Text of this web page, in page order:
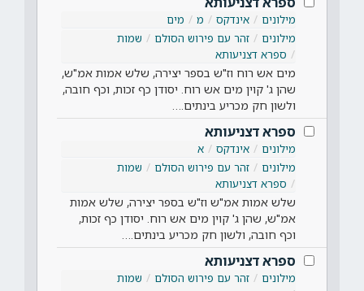
מילונים אינדקס מ
מים
מילונים
זהר עם פירוש הסולם
שמות
ספרא דצניעותא
מים אש רוח וז"ש בספר יצירה, שלש אמות אמ"ש,
שהן ג' קוין מים אש רוח. יסודן כף זכות, וכף חובה,
ולשון חק מכריע בינתים.…
ספרא דצניעותא
מילונים אינדקס
א
מילונים
זהר עם פירוש הסולם
שמות
ספרא דצניעותא
שלש אמות אמ"ש וז"ש בספר יצירה, שלש אמות
אמ"ש, שהן ג' קוין מים אש רוח. יסודן כף זכות,
וכף חובה, ולשון חק מכריע בינתים.…
ספרא דצניעותא
מילונים זהר עם פירוש הסולם
שמות